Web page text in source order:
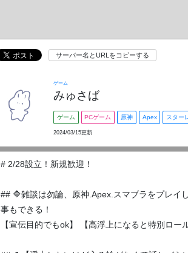
サーバー名とURLをコピーする
ゲーム
みゅさば
ゲーム PCゲーム 原神 Apex スター
2024/03/15更新
# 2/28設立！新規歓迎！
## 🔷雑談は勿論、原神.Apex.スマブラをプレイ
事もできる！
【宣伝目的でもok】 【高浮上になると特別ロー